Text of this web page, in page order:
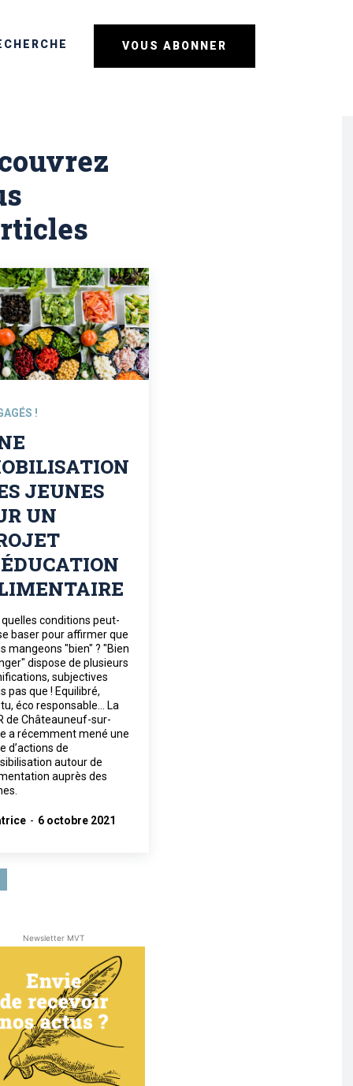
VOUS ABONNER
!
JEUNES
UN
quelles conditions peut-
baser pour affirmer que
mangeons "bien" ? "Bien
dispose de plusieurs
subjectives
pas que ! Equilibré,
éco responsable... La
de Châteauneuf-sur-
a récemment mené une
d’actions de
autour de
auprès des
- 6 octobre 2021
Newsletter MVT